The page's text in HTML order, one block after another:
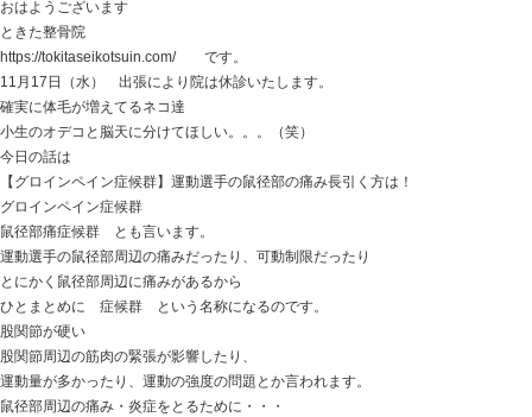
2021.11.16 | Category:
骨盤矯正
おはようございます